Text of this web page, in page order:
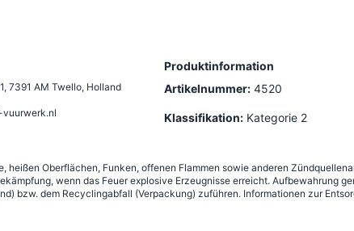
, 7391 AM Twello, Holland
Produktinformation
Artikelnummer: 4520
Klassifikation: Kategorie 2
heißen Oberflächen, Funken, offenen Flammen sowie anderen
wenn das Feuer explosive Erzeugnisse erreicht. Aufbewahrung
bzw. dem Recyclingabfall (Verpackung) zuführen. Informationen zur